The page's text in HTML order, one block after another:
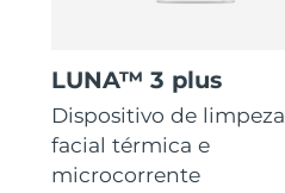
LUNA™ 3 plus
Dispositivo de limpeza
facial térmica e
microcorrente